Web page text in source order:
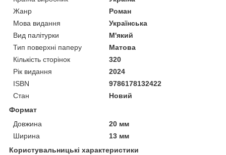
Жанр
Роман
Мова видання
Українська
Вид палітурки
М'який
Тип поверхні паперу
Матова
Кількість сторінок
320
Рік видання
2024
ISBN
9786178132422
Стан
Новий
Формат
Довжина
20 мм
Ширина
13 мм
Користувальницькі характеристики